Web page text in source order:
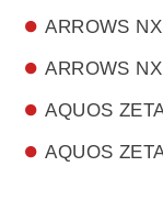
ARROWS
ARROWS
AQUOS
AQUOS